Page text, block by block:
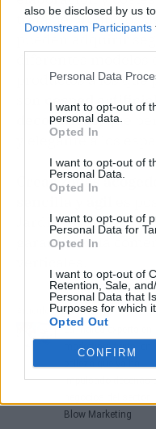
also be disclosed by us
Downstream Participants
Personal Data
I want to opt-out of
personal data.
Opted In
I want to opt-out of
Personal Data.
Opted In
I want to opt-out of
Personal Data for
Opted In
I want to opt-out of
Retention, Sale,
Personal Data that
Purposes for which
Opted Out
CONFIRM
trata de productos
pueden adquirir
productos a los
césped
decorativos,que
y elegante a los
Crear zonas
JardinVertical.es,
garantía en la
Artículo anterior
La marca experta en
marketing digital en
impulsado decenas
Blow Marketing